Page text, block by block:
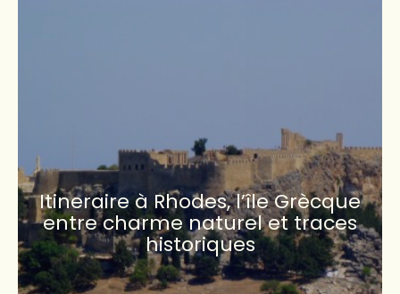
Itineraire à Rhodes, l’île Grècque
entre charme naturel et traces
historiques